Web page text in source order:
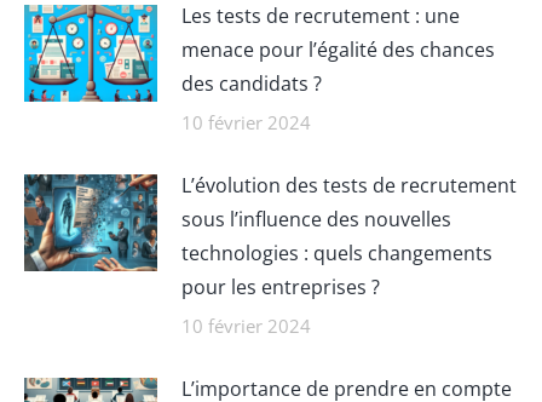
Les tests de recrutement : une
menace pour l’égalité des chances
des candidats ?
10 février 2024
L’évolution des tests de recrutement
sous l’influence des nouvelles
technologies : quels changements
pour les entreprises ?
10 février 2024
L’importance de prendre en compte